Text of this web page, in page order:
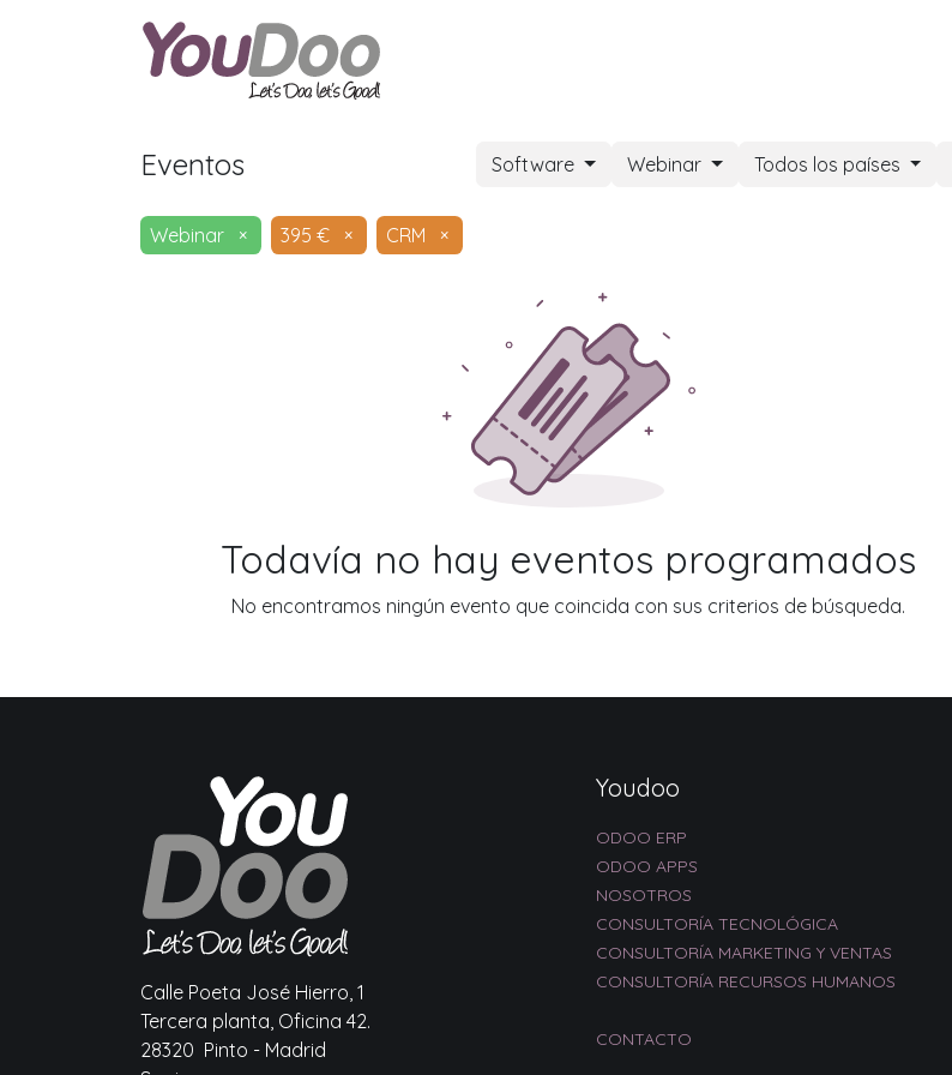
Eventos Software Webinar Todos los países
Webinar × 395 € × CRM ×
Todavía no hay eventos programados
No encontramos ningún evento que coincida con sus criterios de búsqueda.
Calle Poeta José Hierro, 1
Tercera planta, Oficina 42.
28320 Pinto - Madrid
Youdoo
ODOO ERP
ODOO APPS
NOSOTROS
CONSULTORÍA TECNOLÓGICA
CONSULTORÍA MARKETING Y VENTAS
CONSULTORÍA RECURSOS HUMANOS
CONTACTO